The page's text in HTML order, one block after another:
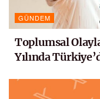
GÜNDEM
Toplumsal
Yılında